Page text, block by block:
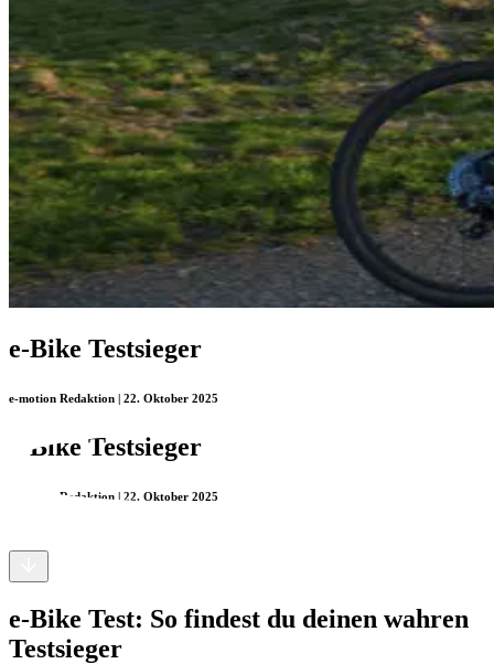
e-Bike Testsieger
e-motion Redaktion | 22. Oktober 2025
e-Bike Testsieger
e-motion Redaktion | 22. Oktober 2025
e-Bike Test: So findest du deinen wahren
Testsieger